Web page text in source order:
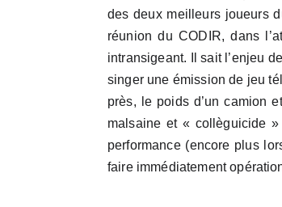
des deux meilleurs joueurs
réunion du CODIR, dans
intransigeant. Il sait l’enjeu
singer une émission de jeu
près, le poids d’un camion
malsaine et « collèguicide
performance (encore plus
faire immédiatement